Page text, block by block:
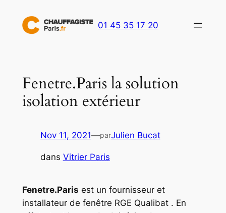
contenu
01 45 35 17 20
Fenetre.Paris la solution
isolation extérieur
Nov 11, 2021—parJulien Bucat
dans Vitrier Paris
Fenetre.Paris est un fournisseur et
installateur de fenêtre RGE Qualibat . En